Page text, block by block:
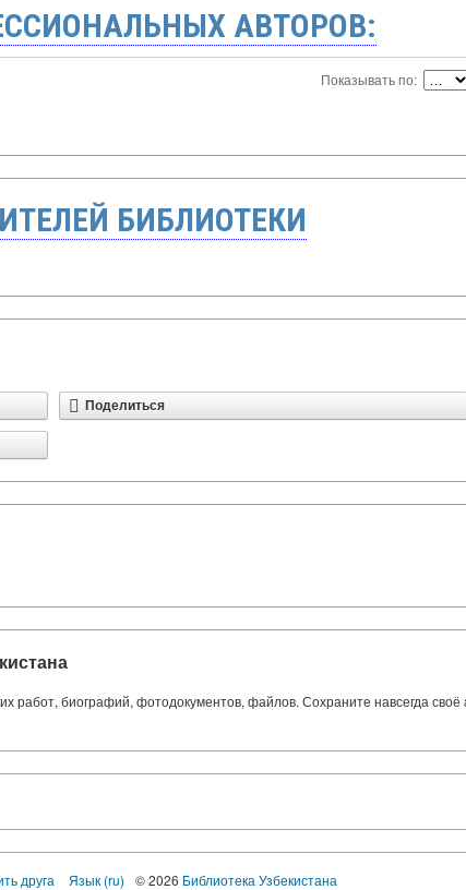
АВТОРОВ:
Показывать по:
БИБЛИОТЕКИ
Поделиться
работ, биографий, фотодокументов, файлов. Сохраните навсегда
друга Язык (ru) © 2026 Библиотека Узбекистана